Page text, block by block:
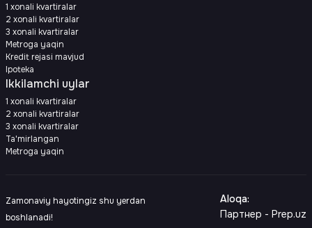
1 xonali kvartiralar
2 xonali kvartiralar
3 xonali kvartiralar
Metroga yaqin
Kredit rejasi mavjud
Ipoteka
Ikkilamchi uylar
1 xonali kvartiralar
2 xonali kvartiralar
3 xonali kvartiralar
Ta'mirlangan
Metroga yaqin
Zamonaviy hayotingiz shu yerdan
boshlanadi!
Aloqa:
Партнер - Prep.uz